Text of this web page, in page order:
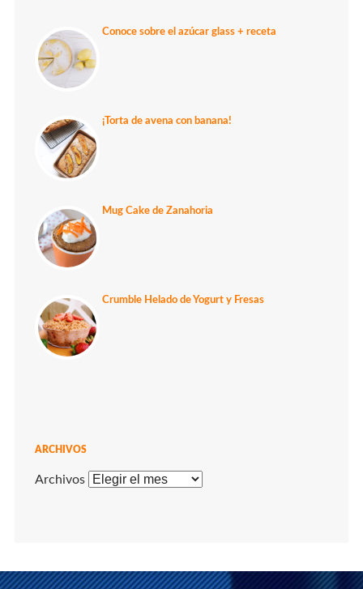
Conoce sobre el azúcar glass + receta
¡Torta de avena con banana!
Mug Cake de Zanahoria
Crumble Helado de Yogurt y Fresas
ARCHIVOS
Archivos